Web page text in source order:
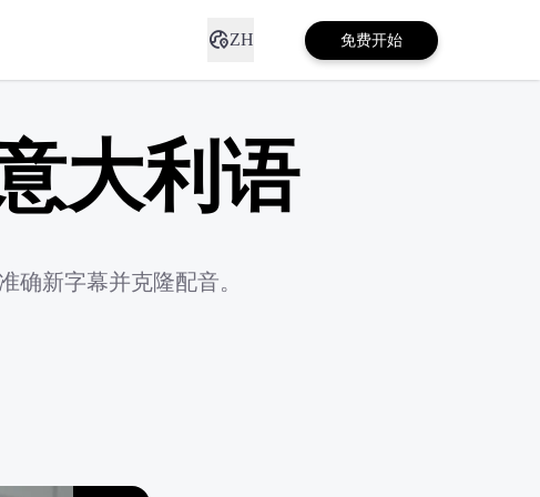
ZH 免费开始
大利语
确新字幕并克隆配音。